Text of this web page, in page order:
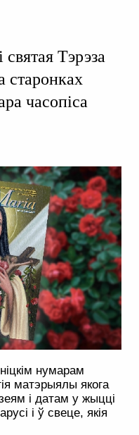
святая Тэрэза
старонках
часопіса
нумарам
матэрыялы якога
і датам у жыцці
і ў свеце, якія